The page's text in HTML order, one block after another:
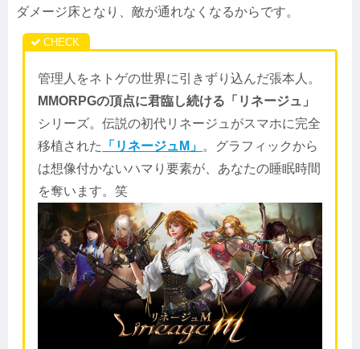
ダメージ床となり、敵が通れなくなるからです。
管理人をネトゲの世界に引きずり込んだ張本人。
MMORPGの頂点に君臨し続ける「リネージュ」
シリーズ。伝説の初代リネージュがスマホに完全
移植された
「リネージュM」 。グラフィックから
は想像付かないハマり要素が、あなたの睡眠時間
を奪います。笑